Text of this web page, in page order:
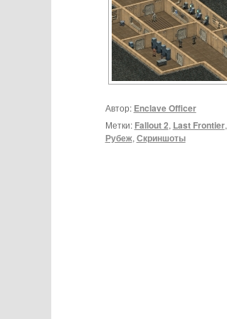
Автор: Enclave Officer
Метки: Fallout 2, Last Frontier,
Рубеж, Скриншоты